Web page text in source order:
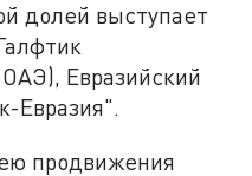
долей выступает
Евразийский
Евразия".
продвижения